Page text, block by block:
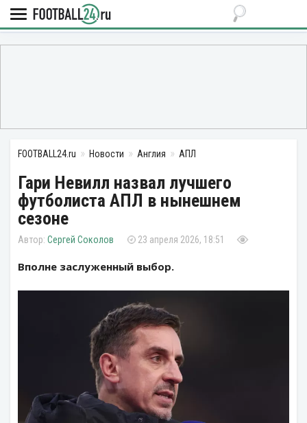
FOOTBALL24.ru Новости Англия АПЛ
Гари Невилл назвал лучшего
футболиста АПЛ в нынешнем
сезоне
Сергей Соколов 23 апреля 2026, 18:51
Вполне заслуженный выбор.